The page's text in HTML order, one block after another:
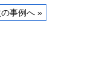
の事例へ »